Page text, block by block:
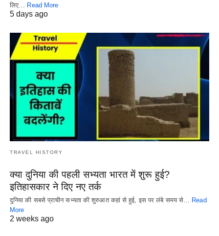
लिए… Read More
5 days ago
TRAVEL HISTORY
क्या दुनिया की पहली सभ्यता भारत में शुरू हुई?
इतिहासकार ने दिए नए तर्क
दुनिया की सबसे प्राचीन सभ्यता की शुरुआत कहां से हुई, इस पर लंबे समय से…
Read
More
2 weeks ago